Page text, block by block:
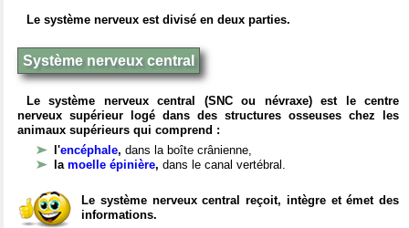
Le système nerveux est divisé en deux parties.
Système nerveux central
Le système nerveux central (SNC ou névraxe) est le centre
nerveux supérieur logé dans des structures osseuses chez les
animaux supérieurs qui comprend :
l'encéphale, dans la boîte crânienne,
la moelle épinière, dans le canal vertébral.
Le système nerveux central reçoit, intègre et émet des
informations.